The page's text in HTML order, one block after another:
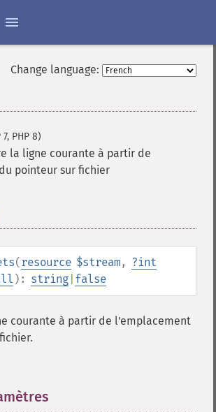
Change language:
7, PHP 8)
la ligne courante à partir de
pointeur sur fichier
(resource $stream, ?int
): string false
courante à partir de l'emplacement